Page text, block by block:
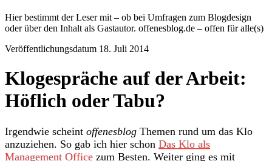
Hier bestimmt der Leser mit – ob bei Umfragen zum Blogdesign
oder über den Inhalt als Gastautor. offenesblog.de – offen für alle(s)
Veröffentlichungsdatum 18. Juli 2014
Klogespräche auf der Arbeit:
Höflich oder Tabu?
Irgendwie scheint offenesblog Themen rund um das Klo
anzuziehen. So gab ich hier schon Das Klo als
Management Office zum Besten. Weiter ging es mit